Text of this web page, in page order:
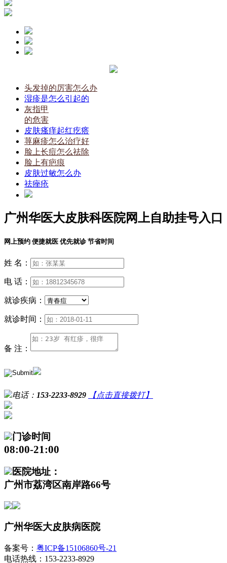
头发掉的厉害怎么办
湿疹是怎么引起的
灰指甲
的危害
皮肤瘙痒起红疙瘩
荨麻疹怎么治疗好
脸上长痘怎么祛除
脸上有疤痕
皮肤过敏怎么办
祛痤疮
广州华医大皮肤科医院网上自助挂号入口
网上预约 便捷就医 优先就诊 节省时间
姓 名：
电 话：
就诊疾病：
就诊时间：
备 注：
电话： 153-2233-8929 【点击直接拨打】
门诊时间
08:00-21:00
医院地址：
广州市荔湾区南岸路66号
广州华医大皮肤病医院
备案号： 粤ICP备15106860号-21
电话热线：153-2233-8929